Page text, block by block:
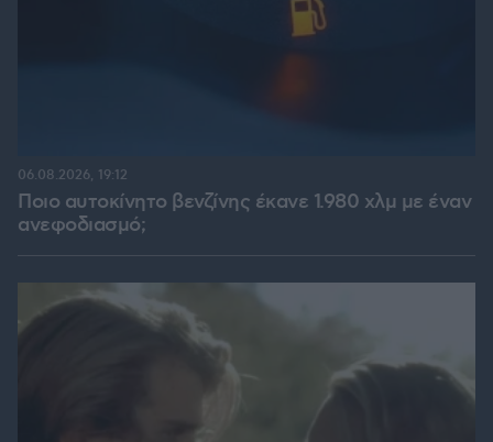
Ποιο αυτοκίνητο βενζίνης έκανε 1.980 χλμ με έναν
ανεφοδιασμό;
06.08.2026, 19:12